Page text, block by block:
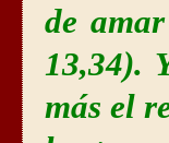
de
13,34).
más el